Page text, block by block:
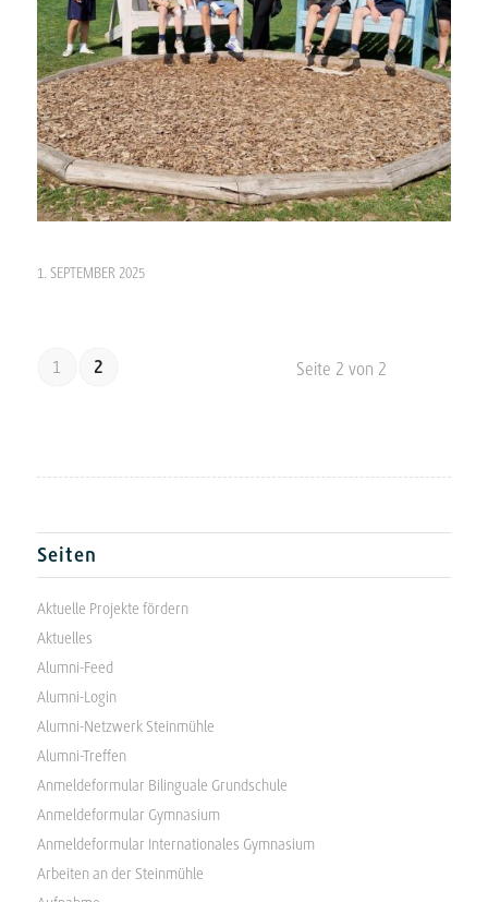
1. SEPTEMBER 2025
Seite 2 von 2
1 2
Seiten
Aktuelle Projekte fördern
Aktuelles
Alumni-Feed
Alumni-Login
Alumni-Netzwerk Steinmühle
Alumni-Treffen
Anmeldeformular Bilinguale Grundschule
Anmeldeformular Gymnasium
Anmeldeformular Internationales Gymnasium
Arbeiten an der Steinmühle